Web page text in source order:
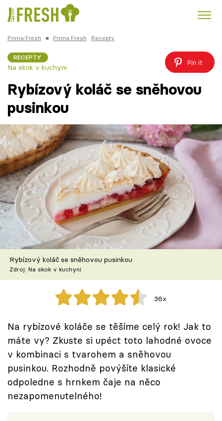
Česká kuchyně
Témata
Recepty
Články
TV Program
Škola vaření
Recepty z TV
Speciál: Cuketa
Těhotnej kuchař
Sledujte prima+
Přihlášení
Sledujte nás
Prima Fresh ■ Prima Fresh Recepty
RECEPTY
Na skok v kuchyni
Pin it
Rybízový koláč se sněhovou
pusinkou
Rybízový koláč se sněhovou pusinkou
Zdroj: Na skok v kuchyni
36x
Na rybízové koláče se těšíme celý rok! Jak to
máte vy? Zkuste si upéct toto lahodné ovoce
v kombinaci s tvarohem a sněhovou
pusinkou. Rozhodně povýšíte klasické
odpoledne s hrnkem čaje na něco
nezapomenutelného!